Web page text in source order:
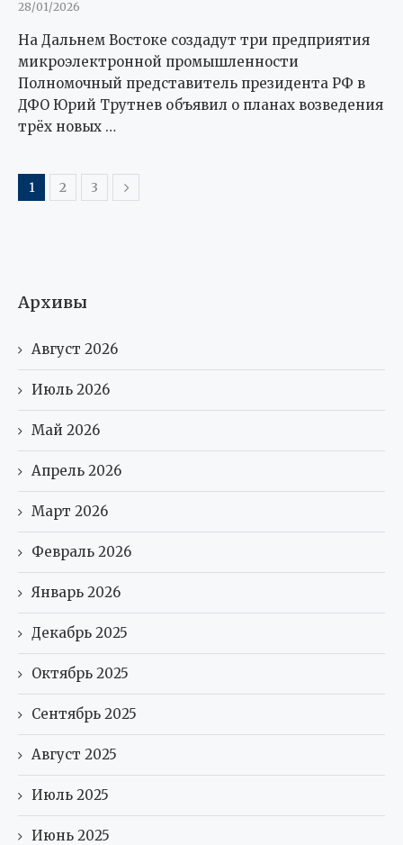
28/01/2026
На Дальнем Востоке создадут три предприятия
микроэлектронной промышленности
Полномочный представитель президента РФ в
ДФО Юрий Трутнев объявил о планах возведения
трёх новых …
1 2 3
Архивы
Август 2026
Июль 2026
Май 2026
Апрель 2026
Март 2026
Февраль 2026
Январь 2026
Декабрь 2025
Октябрь 2025
Сентябрь 2025
Август 2025
Июль 2025
Июнь 2025